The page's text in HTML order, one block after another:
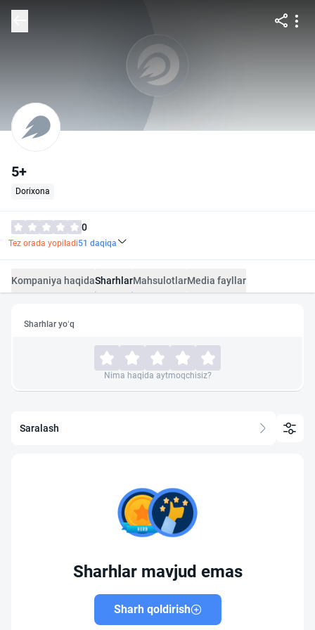
5+
Dorixona
0
Tez orada yopiladi51 daqiqa
Kompaniya haqidaSharhlarMahsulotlarMedia fayllar
Sharhlar yo‘q
Nima haqida aytmoqchisiz?
Saralash
Sharhlar mavjud emas
Sharh qoldirish